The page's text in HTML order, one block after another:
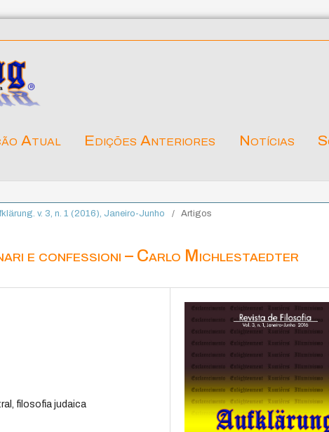
Atual Edições Anteriores Notícias
v. 3, n. 1 (2016), Janeiro-Junho / Artigos
e confessioni – Carlo Michlestaedter
filosofia judaica